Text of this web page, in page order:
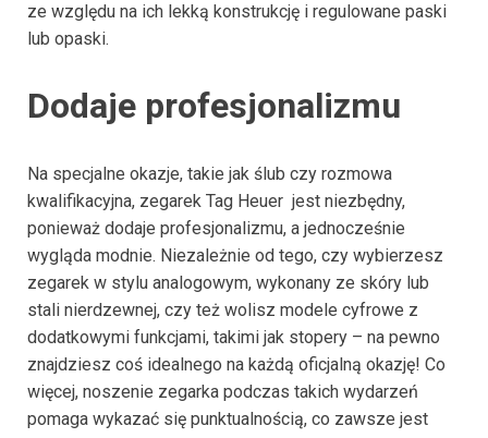
ze względu na ich lekką konstrukcję i regulowane paski
lub opaski.
Dodaje profesjonalizmu
Na specjalne okazje, takie jak ślub czy rozmowa
kwalifikacyjna, zegarek Tag Heuer jest niezbędny,
ponieważ dodaje profesjonalizmu, a jednocześnie
wygląda modnie. Niezależnie od tego, czy wybierzesz
zegarek w stylu analogowym, wykonany ze skóry lub
stali nierdzewnej, czy też wolisz modele cyfrowe z
dodatkowymi funkcjami, takimi jak stopery – na pewno
znajdziesz coś idealnego na każdą oficjalną okazję! Co
więcej, noszenie zegarka podczas takich wydarzeń
pomaga wykazać się punktualnością, co zawsze jest